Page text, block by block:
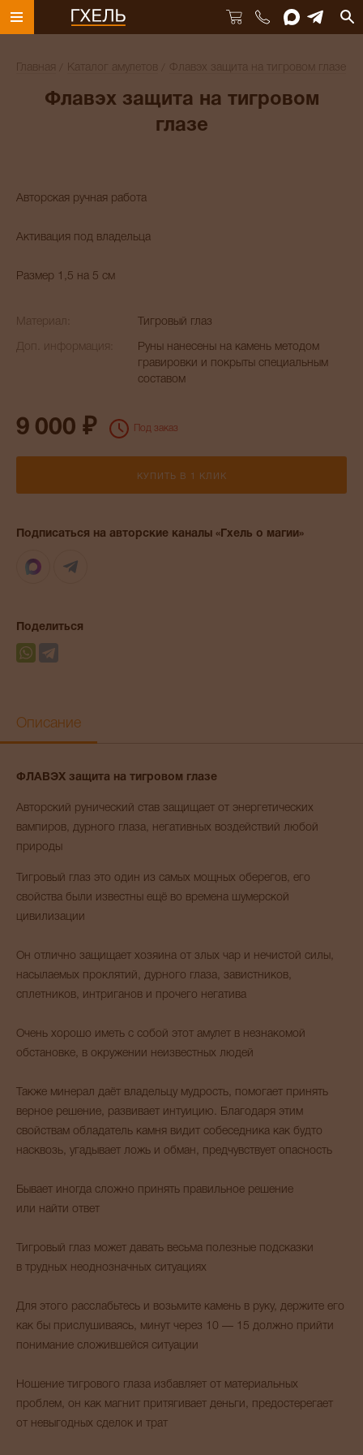
Главная Каталог амулетов Флавэх защита на тигровом глазе
Флавэх защита на тигровом
глазе
Авторская ручная работа
Активация под владельца
Размер 1,5 на 5 см
Материал: Тигровый глаз
Доп. информация:
Руны нанесены на камень методом
гравировки и покрыты специальным
составом
9 000 ₽ Под заказ
КУПИТЬ В 1 КЛИК
Подписаться на авторские каналы «Гхель о магии»
Max
Поделиться
Описание
ФЛАВЭХ защита на тигровом глазе
Авторский рунический став защищает от энергетических
вампиров, дурного глаза, негативных воздействий любой
природы
Тигровый глаз это один из самых мощных оберегов, его
свойства были известны ещё во времена шумерской
цивилизации
Он отлично защищает хозяина от злых чар и нечистой силы,
насылаемых проклятий, дурного глаза, завистников,
сплетников, интриганов и прочего негатива
Очень хорошо иметь с собой этот амулет в незнакомой
обстановке, в окружении неизвестных людей
Также минерал даёт владельцу мудрость, помогает принять
верное решение, развивает интуицию. Благодаря этим
свойствам обладатель камня видит собеседника как будто
насквозь, угадывает ложь и обман, предчувствует опасность
Бывает иногда сложно принять правильное решение
или найти ответ
Тигровый глаз может давать весьма полезные подсказки
в трудных неоднозначных ситуациях
Для этого расслабьтесь и возьмите камень в руку, держите его
как бы прислушиваясь, минут через 10 — 15 должно прийти
понимание сложившейся ситуации
Ношение тигрового глаза избавляет от материальных
проблем, он как магнит притягивает деньги, предостерегает
от невыгодных сделок и трат